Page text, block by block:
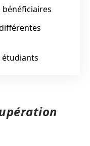
étudiants